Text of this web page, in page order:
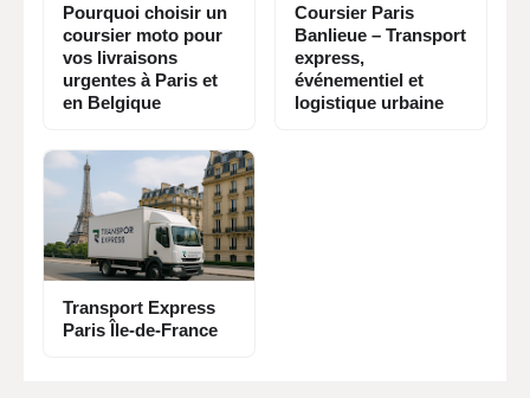
Pourquoi choisir un
coursier moto pour
vos livraisons
urgentes à Paris et
en Belgique
Coursier Paris
Banlieue – Transport
express,
événementiel et
logistique urbaine
Transport Express
Paris Île-de-France